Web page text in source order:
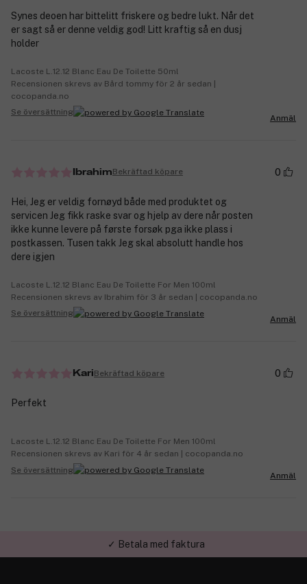
Synes deoen har bittelitt friskere og bedre lukt. Når det
er sagt så er denne veldig god! Litt kraftig så en dusj
holder
Lacoste L.12.12 Blanc Eau De Toilette 50ml
Recensionen skrevs av Bård tommy för 2 år sedan |
cocopanda.no
Se översättning
Anmäl
IbrahimBekräftad köpare 0
Hei, Jeg er veldig fornøyd både med produktet og
servicen Jeg fikk raske svar og hjelp av dere når posten
ikke kunne levere på første forsøk pga ikke plass i
postkassen. Tusen takk Jeg skal absolutt handle hos
dere igjen
Lacoste L.12.12 Blanc Eau De Toilette For Men 100ml
Recensionen skrevs av Ibrahim för 3 år sedan | cocopanda.no
Se översättning
Anmäl
KariBekräftad köpare 0
Perfekt
Lacoste L.12.12 Blanc Eau De Toilette For Men 100ml
Recensionen skrevs av Kari för 4 år sedan | cocopanda.no
Se översättning
Anmäl
✓ Trygg E-handel